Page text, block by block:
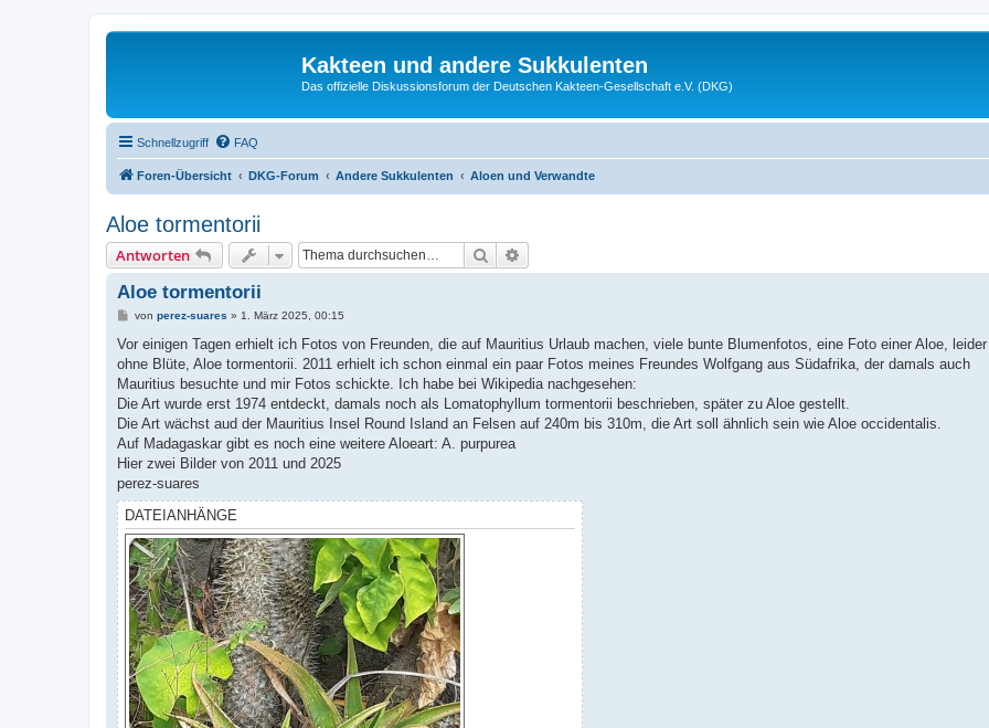
Kakteen und andere Sukkulenten
Das offizielle Diskussionsforum der Deutschen Kakteen-Gesellschaft e.V. (DKG)
Schnellzugriff FAQ
Foren-Übersicht DKG-Forum Andere Sukkulenten Aloen und Verwandte
Aloe tormentorii
Antworten Suche
Aloe tormentorii
B
i
r
a
von perez-suares » 1. März 2025, 00:15
Vor einigen Tagen erhielt ich Fotos von Freunden, die auf Mauritius Urlaub machen, viele bunte Blumenfotos, eine Foto einer Aloe, leider
ohne Blüte, Aloe tormentorii. 2011 erhielt ich schon einmal ein paar Fotos meines Freundes Wolfgang aus Südafrika, der damals auch
Mauritius besuchte und mir Fotos schickte. Ich habe bei Wikipedia nachgesehen:
Die Art wurde erst 1974 entdeckt, damals noch als Lomatophyllum tormentorii beschrieben, später zu Aloe gestellt.
Die Art wächst aud der Mauritius Insel Round Island an Felsen auf 240m bis 310m, die Art soll ähnlich sein wie Aloe occidentalis.
Auf Madagaskar gibt es noch eine weitere Aloeart: A. purpurea
Hier zwei Bilder von 2011 und 2025
perez-suares
DATEIANHÄNGE